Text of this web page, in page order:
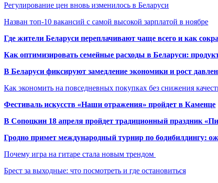
Регулирование цен вновь изменилось в Беларуси
Назван топ-10 вакансий с самой высокой зарплатой в ноябре
Где жители Беларуси переплачивают чаще всего и как
Как оптимизировать семейные расходы в Беларуси:
В Беларуси фиксируют замедление экономики и рост
Как экономить на повседневных покупках без снижения
Фестиваль искусств «Наши отражения» пройдет в Каменце
В Сопоцкин 18 апреля пройдет традиционный праздник
Гродно примет международный турнир по бодибилдингу:
Почему игра на гитаре стала новым трендом
Брест за выходные: что посмотреть и где остановиться